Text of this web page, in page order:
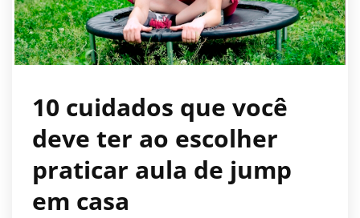
10 cuidados que você
deve ter ao escolher
praticar aula de jump
em casa